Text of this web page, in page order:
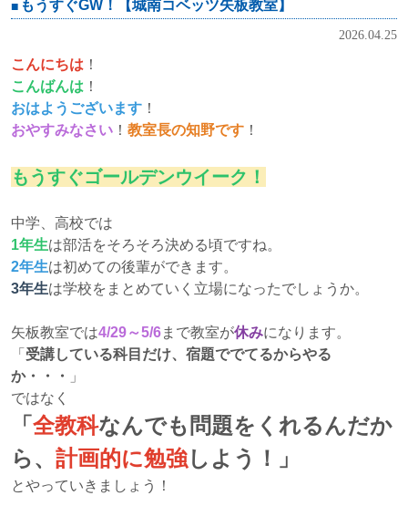
もうすぐGW！【城南コベッツ矢板教室】
2026.04.25
こんにちは ！
こんばんは ！
おはようございます ！
おやすみなさい ！ 教室長の知野です ！
もうすぐゴールデンウイーク！
中学、高校では
1年生は部活をそろそろ決める頃ですね。
2年生は初めての後輩ができます。
3年生は学校をまとめていく立場になったでしょうか。
矢板教室では4/29～5/6まで教室が休みになります。
「 受講している科目だけ、宿題ででてるからやる
か・・・
」
ではなく
「 全教科なんでも問題をくれるんだか
ら、 計画的に勉強しよう！」
とやっていきましょう！